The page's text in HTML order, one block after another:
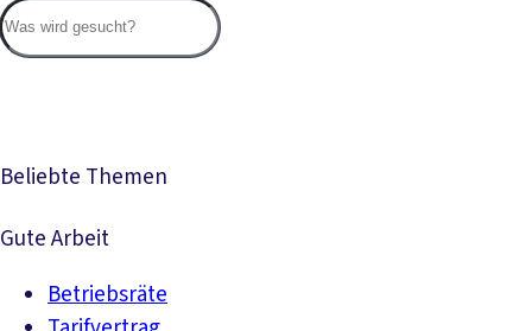
Beliebte Themen
Gute Arbeit
Betriebsräte